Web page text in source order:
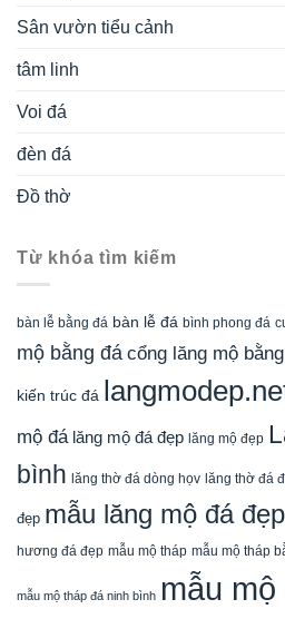
Sân vườn tiểu cảnh
tâm linh
Voi đá
đèn đá
Đồ thờ
Từ khóa tìm kiếm
bàn lễ bằng đá bàn lễ đá bình phong đá
mộ bằng đá cổng lăng mộ
kiến trúc đá
mộ đá lăng mộ đá đẹp lăng mộ đẹp
bình lăng thờ đá dòng họv lăng thờ đá
đẹp mẫu lăng mộ đá đẹp
hương đá đẹp mẫu mộ tháp mẫu mộ tháp
mẫu mộ tháp đá ninh bình mẫu